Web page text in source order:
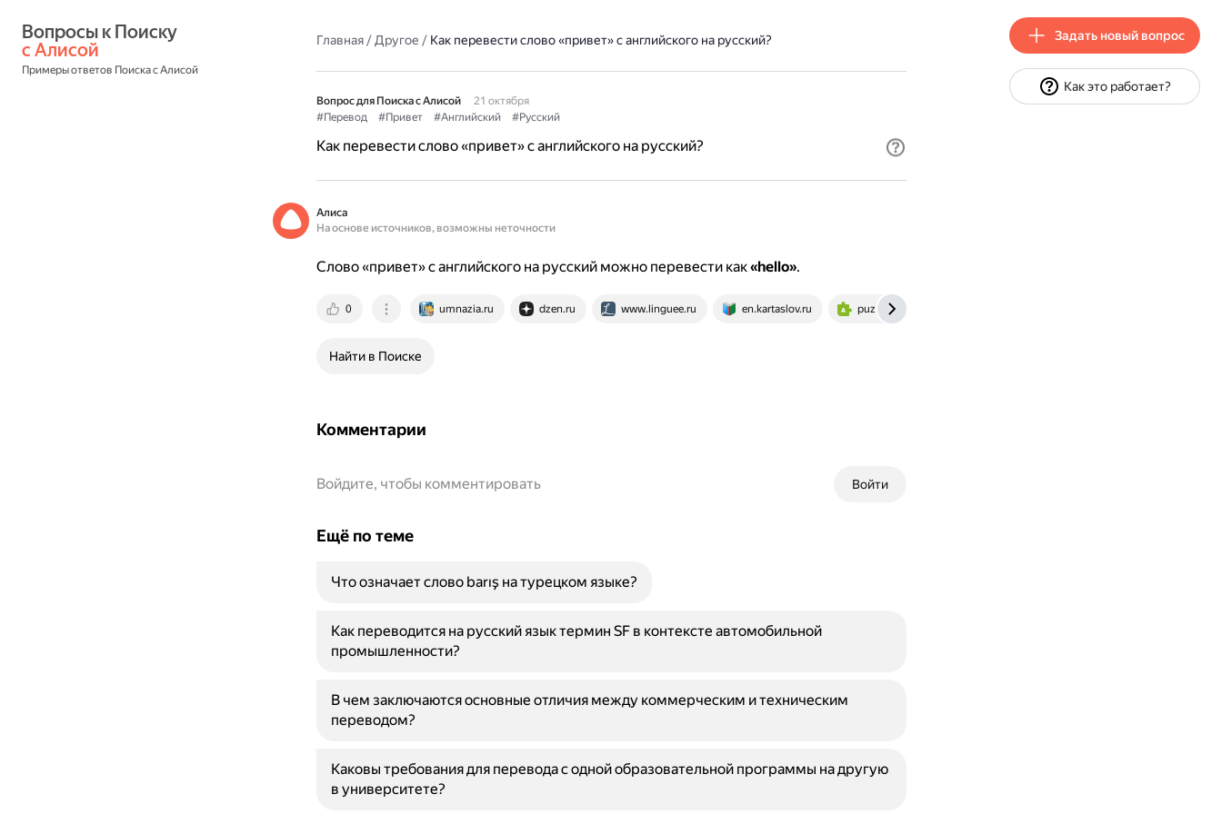
с Алисой
Примеры ответов Поиска с Алисой
Главная/Другое / Как перевести слово «привет» с английского на русский?
Вопрос для Поиска с Алисой
21 октября
#Перевод
#Привет #Английский #Русский
Как перевести слово «привет» с английского на русский?
Алиса
На основе источников, возможны неточности
Слово «привет» с английского на русский можно перевести как«hello».
0 umnazia.ru dzen.ru www.linguee.ru en.kartaslov.ru puzzle-english.com
Найти в Поиске
Комментарии
Войти
Войдите, чтобы комментировать
Ещё по теме
Что означает слово barış на турецком языке?
Как переводится на русский язык термин SF в контексте автомобильной
промышленности?
В чем заключаются основные отличия между коммерческим и техническим
переводом?
Каковы требования для перевода с одной образовательной программы на другую
в университете?
Задать новый вопрос
Как это работает?